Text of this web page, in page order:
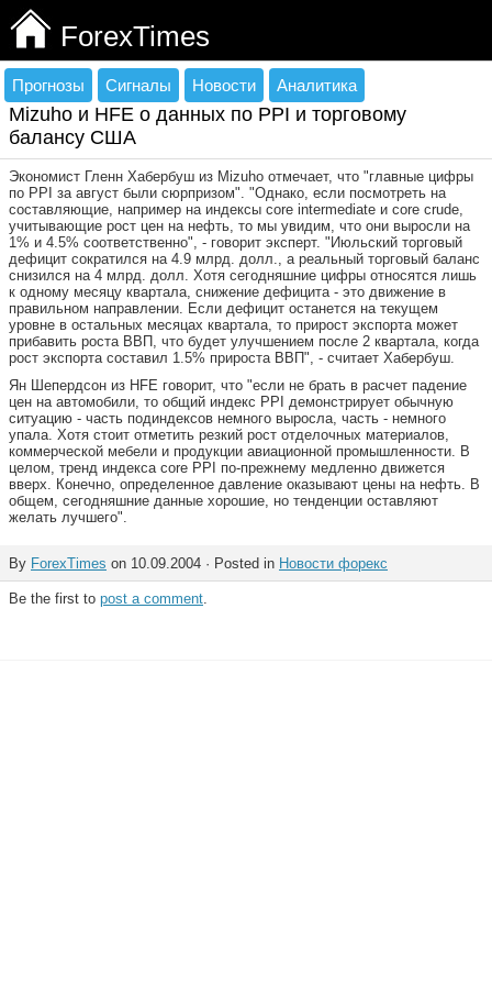
ForexTimes
Прогнозы Сигналы Новости Аналитика
Mizuho и HFE о данных по PPI и торговому
балансу США
Экономист Гленн Хабербуш из Mizuho отмечает, что "главные цифры
по PPI за август были сюрпризом". "Однако, если посмотреть на
составляющие, например на индексы core intermediate и core crude,
учитывающие рост цен на нефть, то мы увидим, что они выросли на
1% и 4.5% соответственно", - говорит эксперт. "Июльский торговый
дефицит сократился на 4.9 млрд. долл., а реальный торговый баланс
снизился на 4 млрд. долл. Хотя сегодняшние цифры относятся лишь
к одному месяцу квартала, снижение дефицита - это движение в
правильном направлении. Если дефицит останется на текущем
уровне в остальных месяцах квартала, то прирост экспорта может
прибавить роста ВВП, что будет улучшением после 2 квартала, когда
рост экспорта составил 1.5% прироста ВВП", - считает Хабербуш.
Ян Шепердсон из HFE говорит, что "если не брать в расчет падение
цен на автомобили, то общий индекс PPI демонстрирует обычную
ситуацию - часть подиндексов немного выросла, часть - немного
упала. Хотя стоит отметить резкий рост отделочных материалов,
коммерческой мебели и продукции авиационной промышленности. В
целом, тренд индекса core PPI по-прежнему медленно движется
вверх. Конечно, определенное давление оказывают цены на нефть. В
общем, сегодняшние данные хорошие, но тенденции оставляют
желать лучшего".
By ForexTimes on 10.09.2004 · Posted in Новости форекс
Be the first to post a comment.